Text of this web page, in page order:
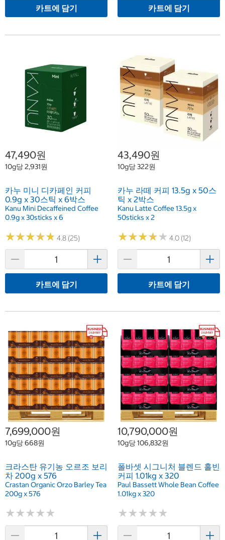
카트에 담기 카트에 담기
47,490원
10g당 2,931원
카누 미니 디카페인 커피
0.9g x 30스틱 x 6박스
Kanu Mini Decaffeined Coffee
0.9g x 30sticks x 6
★★★★★
★★★★★ 4.8 (25)
카트에 담기
43,490원
10g당 322원
카누 라떼 커피 13.5g x 50스
틱 x 2박스
Kanu Latte Coffee 13.5g x
50sticks x 2
★★★★★
★★★★★ 4.0 (12)
카트에 담기
7,699,000원
10g당 668원
크라스탄 유기농 오르조 보리
차 200g x 576
Crastan Organic Orzo Barley Tea
200g x 576
★★★★★
★★★★★
10,790,000원
10g당 106,832원
폴바셋 시그니처 블렌드 홀빈
커피 1.01kg x 320
Paul Bassett Whole Bean Coffee
1.01kg x 320
★★★★★
★★★★★